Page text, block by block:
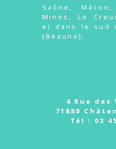
Saône,
Mines, Le
et dans le sud
(Beaune).
4 Rue des
71880
Tél : 03